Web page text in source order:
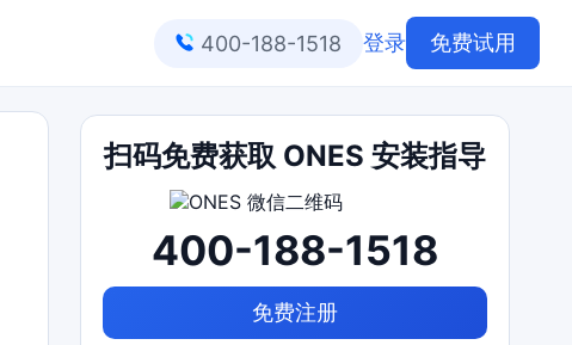
400-188-1518 登录 免费试用
扫码免费获取 ONES 安装指导
400-188-1518
免费注册